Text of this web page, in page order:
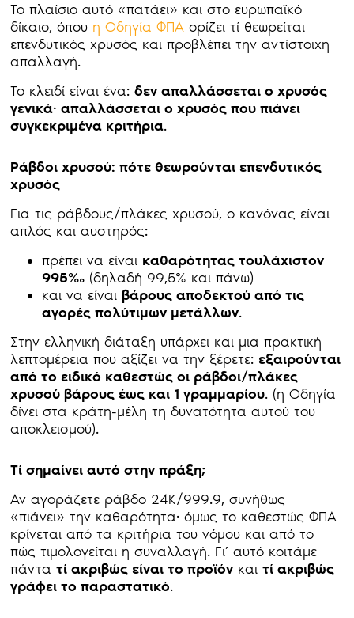
Το πλαίσιο αυτό «πατάει» και στο ευρωπαϊκό
δίκαιο, όπου η Οδηγία ΦΠΑ ορίζει τί θεωρείται
επενδυτικός χρυσός και προβλέπει την αντίστοιχη
απαλλαγή.
Το κλειδί είναι ένα:δεν απαλλάσσεται ο χρυσός
γενικά· απαλλάσσεται ο χρυσός που πιάνει
συγκεκριμένα κριτήρια.
Ράβδοι χρυσού: πότε θεωρούνται επενδυτικός
χρυσός
Για τις ράβδους/πλάκες χρυσού, ο κανόνας είναι
απλός και αυστηρός:
πρέπει να είναι καθαρότητας τουλάχιστον
995‰ (δηλαδή 99,5% και πάνω)
και να είναιβάρους αποδεκτού από τις
αγορές πολύτιμων μετάλλων.
Στην ελληνική διάταξη υπάρχει και μια πρακτική
λεπτομέρεια που αξίζει να την ξέρετε:εξαιρούνται
από το ειδικό καθεστώς οι ράβδοι/πλάκες
χρυσού βάρους έως και 1 γραμμαρίου. (η Οδηγία
δίνει στα κράτη-μέλη τη δυνατότητα αυτού του
αποκλεισμού).
Τί σημαίνει αυτό στην πράξη;
Αν αγοράζετε ράβδο 24Κ/999.9, συνήθως
«πιάνει» την καθαρότητα· όμως το καθεστώς ΦΠΑ
κρίνεται από τα κριτήρια του νόμου και από το
πώς τιμολογείται η συναλλαγή. Γι’ αυτό κοιτάμε
πάντατί ακριβώς είναι το προϊόν καιτί ακριβώς
γράφει το παραστατικό.